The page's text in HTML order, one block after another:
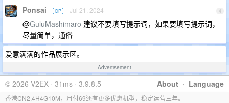
4
Ponsai OP Jul 21, 2024
@GuluMashimaro 建议不要填写提示词，如果要填写提示词，
尽量简单，通俗
爱意满满的作品展示区。
Advertisement
About · Language
© 2026 V2EX · 31ms · 3.9.8.5
香港CN2,4H4G10M，月付69还有更多优惠机型，稳定运营三年。